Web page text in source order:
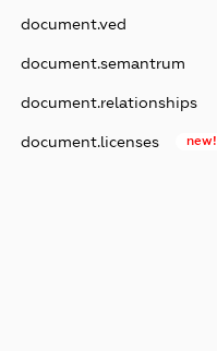
document.ved
document.semantrum
document.relationships
document.licenses new!